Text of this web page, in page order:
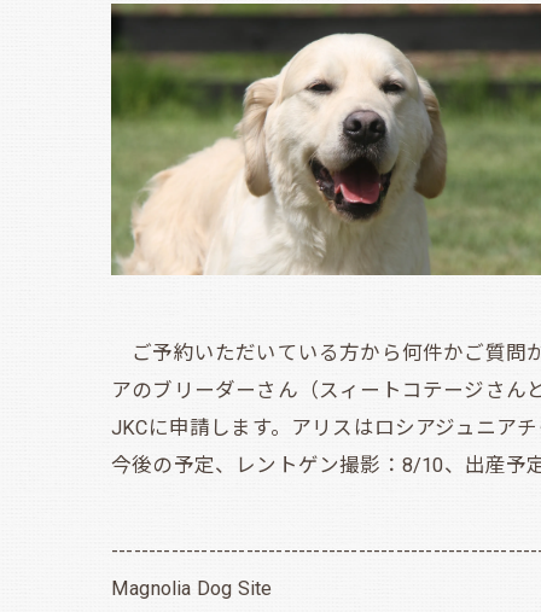
ご予約いただいている方から何件かご質問
アのブリーダーさん（スィートコテージさん
JKCに申請します。アリスはロシアジュニア
今後の予定、レントゲン撮影：8/10、出産予
Magnolia Dog Site